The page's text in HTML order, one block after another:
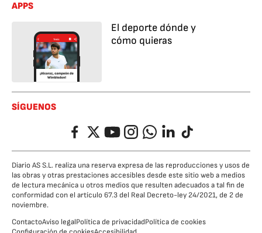
APPS
El deporte dónde y
cómo quieras
SÍGUENOS
FacebookTwitterYouTubeInstagramWhatsappLinkedIn
TikTok
Diario AS S.L. realiza una reserva expresa de las reproducciones y usos de
las obras y otras prestaciones accesibles desde este sitio web a medios
de lectura mecánica u otros medios que resulten adecuados a tal fin de
conformidad con el artículo 67.3 del Real Decreto-ley 24/2021, de 2 de
noviembre.
ContactoAviso legalPolítica de privacidadPolítica de cookies